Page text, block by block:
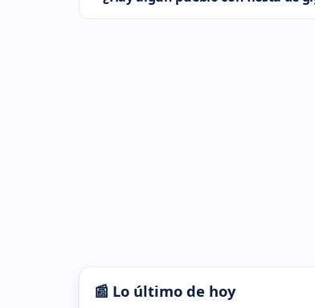
📰 Lo último de hoy